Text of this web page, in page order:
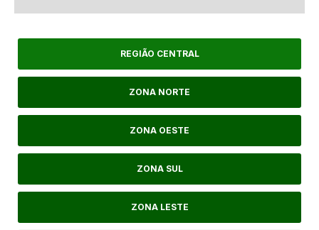
REGIÃO CENTRAL
ZONA NORTE
ZONA OESTE
ZONA SUL
ZONA LESTE